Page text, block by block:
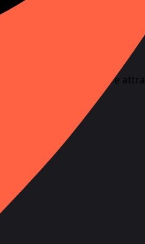
visualizzare output
uso educativo o artistico.
un prodotto software